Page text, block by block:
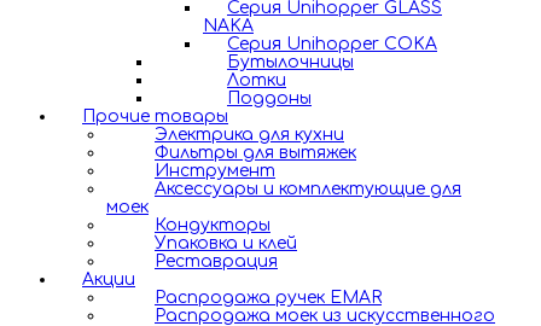
Серия Unihopper GLASS
NAKA
Серия Unihopper COKA
Бутылочницы
Лотки
Поддоны
Прочие товары
Электрика для кухни
Фильтры для вытяжек
Инструмент
Аксессуары и комплектующие для
моек
Кондукторы
Упаковка и клей
Реставрация
Акции
Распродажа ручек EMAR
Распродажа моек из искусственного